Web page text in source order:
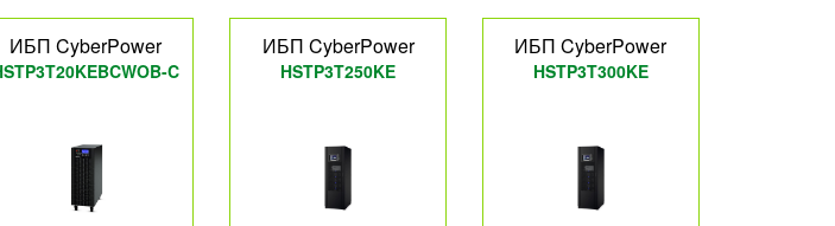
ИБП CyberPower
C
ИБП CyberPower
HSTP3T250KE
ИБП CyberPower
HSTP3T300KE